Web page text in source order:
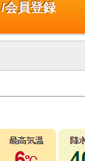
/会員登録